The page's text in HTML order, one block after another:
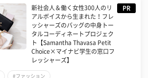
新社会人＆働く女性300人のリ
アルボイスから生まれた！フレ
ッシャーズのバッグの中身トー
タルコーディネートプロジェク
ト【Samantha Thavasa Petit
Choice×マイナビ学生の窓口フ
レッシャーズ】
PR
#ファッション